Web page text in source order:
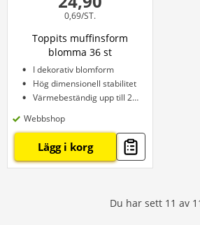
0,69/ST.
Toppits muffinsform
blomma 36 st
I dekorativ blomform
Hög dimensionell stabilitet
Värmebeständig upp till 220 °C
Webbshop
Lägg i korg
Du har sett 11 av